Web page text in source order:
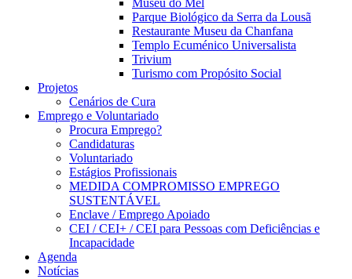
Parque Biológico da Serra da Lousã
Restaurante Museu da Chanfana
Templo Ecuménico Universalista
Trivium
Turismo com Propósito Social
Projetos
Cenários de Cura
Emprego e Voluntariado
Procura Emprego?
Candidaturas
Voluntariado
Estágios Profissionais
MEDIDA COMPROMISSO EMPREGO
SUSTENTÁVEL
Enclave / Emprego Apoiado
CEI / CEI+ / CEI para Pessoas com Deficiências e
Incapacidade
Agenda
Notícias